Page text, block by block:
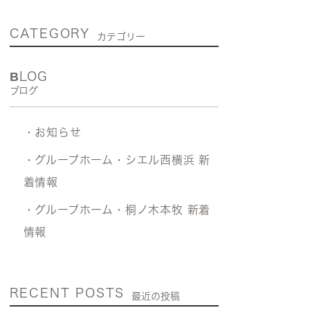
CATEGORY カテゴリー
BLOG
ブログ
・お知らせ
・グループホーム・シエル西横浜 新
着情報
・グループホーム・桐ノ木本牧 新着
情報
RECENT POSTS 最近の投稿